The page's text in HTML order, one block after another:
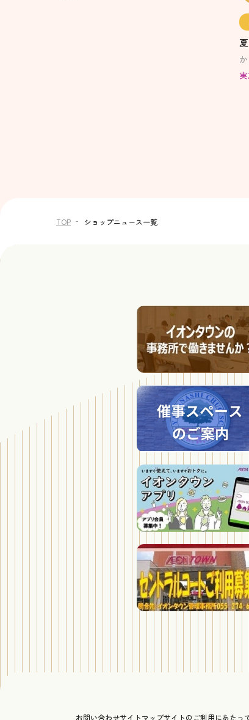
TOP ショップニュース一覧
お問い合わせサイトマップサイトのご利用にあたっ